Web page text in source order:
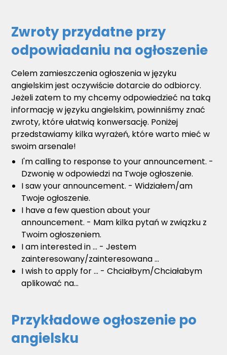
Zwroty przydatne przy
odpowiadaniu na ogłoszenie
Celem zamieszczenia ogłoszenia w języku
angielskim jest oczywiście dotarcie do odbiorcy.
Jeżeli zatem to my chcemy odpowiedzieć na taką
informację w języku angielskim, powinniśmy znać
zwroty, które ułatwią konwersację. Poniżej
przedstawiamy kilka wyrażeń, które warto mieć w
swoim arsenale!
I'm calling to response to your announcement. -
Dzwonię w odpowiedzi na Twoje ogłoszenie.
I saw your announcement. - Widziałem/am
Twoje ogłoszenie.
I have a few question about your
announcement. - Mam kilka pytań w związku z
Twoim ogłoszeniem.
I am interested in ... - Jestem
zainteresowany/zainteresowana ...
I wish to apply for ... - Chciałbym/Chciałabym
aplikować na...
Przykładowe ogłoszenie po
angielsku